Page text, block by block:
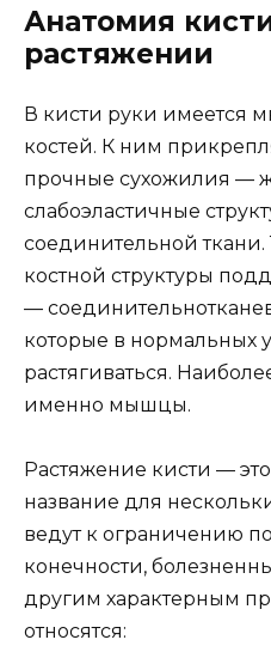
Анатомия
растяжении
В кисти руки имеется
костей. К ним
прочные сухожилия —
слабоэластичные
соединительной ткани.
костной структуры
—
которые в нормальных
растягиваться.
именно мышцы.
Растяжение кисти —
название для
ведут к ограничению
конечности,
другим характерным
относятся: